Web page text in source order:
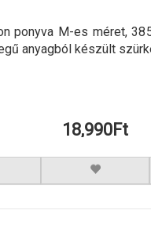
ponyva M-es méret,
anyagból készült
18,990Ft